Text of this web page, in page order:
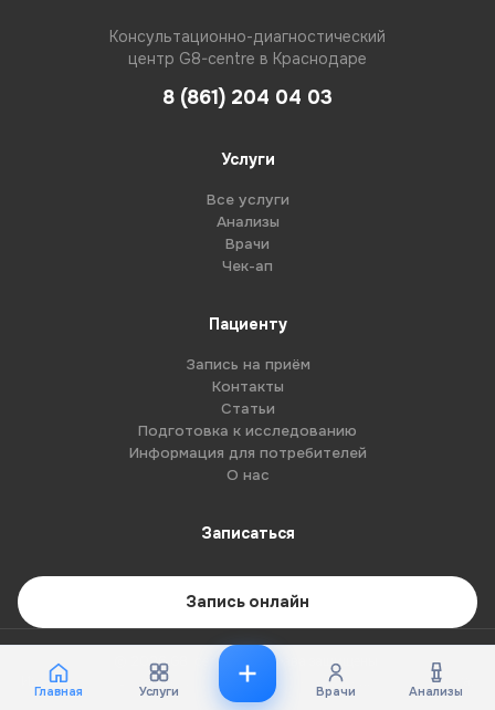
Консультационно-диагностический
центр G8-centre в Краснодаре
8 (861) 204 04 03
Услуги
Все услуги
Анализы
Врачи
Чек-ап
Пациенту
Запись на приём
Контакты
Статьи
Подготовка к исследованию
Информация для потребителей
О нас
Записаться
Запись онлайн
© 2026 G8-centre. Все права защищены.
Имеются противопоказания. Необходима консультация специалиста.
Главная Услуги Врачи Анализы